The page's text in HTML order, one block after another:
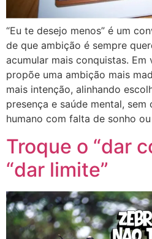
“Eu te desejo menos” é um
de que ambição é sempre
acumular mais conquistas.
propõe uma ambição mais
mais intenção, alinhando
presença e saúde mental,
humano com falta de sonho
Troque o “dar
“dar limite”